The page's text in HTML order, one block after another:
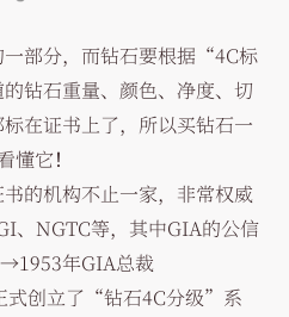
部分，而钻石要根据“4C标
钻石重量、颜色、净度、切
在证书上了，所以买钻石一
它！
的机构不止一家，非常权威
、NGTC等，其中GIA的公信
年GIA总裁
创立了“钻石4C分级”系